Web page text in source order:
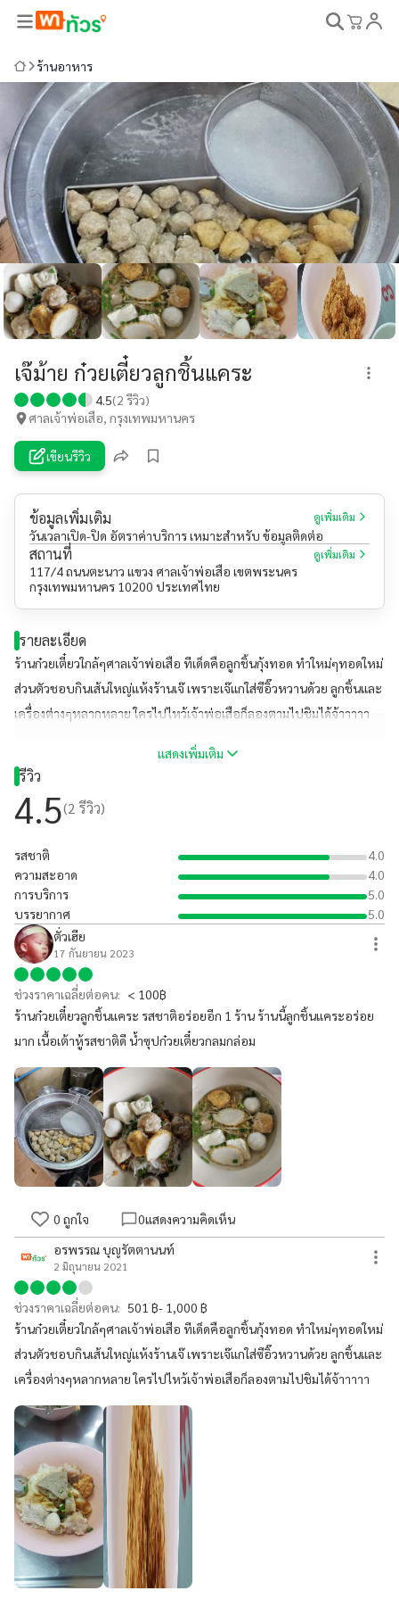
ร้านอาหาร
เจ๊ม้าย ก๋วยเตี๋ยวลูกชิ้นแคระ
4.5(2 รีวิว)
ศาลเจ้าพ่อเสือ, กรุงเทพมหานคร
เขียนรีวิว
ข้อมูลเพิ่มเติม ดูเพิ่มเติม
วันเวลาเปิด-ปิด อัตราค่าบริการ เหมาะสำหรับ ข้อมูลติดต่อ
สถานที่ ดูเพิ่มเติม
117/4 ถนนตะนาว แขวง ศาลเจ้าพ่อเสือ เขตพระนคร
กรุงเทพมหานคร 10200 ประเทศไทย
รายละเอียด
ร้านก๋วยเตี๋ยวใกล้ๆศาลเจ้าพ่อเสือ ทีเด็ดคือลูกชิ้นกุ้งทอด ทำใหม่ๆทอดใหม่
ส่วนตัวชอบกินเส้นใหญ่แห้งร้านเจ๊ เพราะเจ๊แกใส่ซีอิ๊วหวานด้วย ลูกชิ้นและ
เครื่องต่างๆหลากหลาย ใครไปไหว้เจ้าพ่อเสือก็ลองตามไปชิมได้จ้าาาาา
แสดงเพิ่มเติม
รีวิว
4.5(2 รีวิว)
รสชาติ
4.0
ความสะอาด
4.0
การบริการ
5.0
บรรยากาศ
5.0
ตั่วเฮีย
17 กันยายน 2023
ช่วงราคาเฉลี่ยต่อคน: < 100฿
ร้านก๋วยเตี๋ยวลูกชิ้นแคระ รสชาติอร่อยอีก 1 ร้าน ร้านนี้ลูกชิ้นแคระอร่อย
มาก เนื้อเต้าหู้รสชาติดี น้ำซุปก๋วยเตี๋ยวกลมกล่อม
0 ถูกใจ 0แสดงความคิดเห็น
อรพรรณ บุญรัตตานนท์
2 มิถุนายน 2021
ช่วงราคาเฉลี่ยต่อคน: 501 ฿- 1,000 ฿
ร้านก๋วยเตี๋ยวใกล้ๆศาลเจ้าพ่อเสือ ทีเด็ดคือลูกชิ้นกุ้งทอด ทำใหม่ๆทอดใหม่
ส่วนตัวชอบกินเส้นใหญ่แห้งร้านเจ๊ เพราะเจ๊แกใส่ซีอิ๊วหวานด้วย ลูกชิ้นและ
เครื่องต่างๆหลากหลาย ใครไปไหว้เจ้าพ่อเสือก็ลองตามไปชิมได้จ้าาาาา